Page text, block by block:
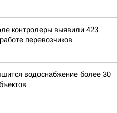
контролеры выявили 423
перевозчиков
водоснабжение более 30